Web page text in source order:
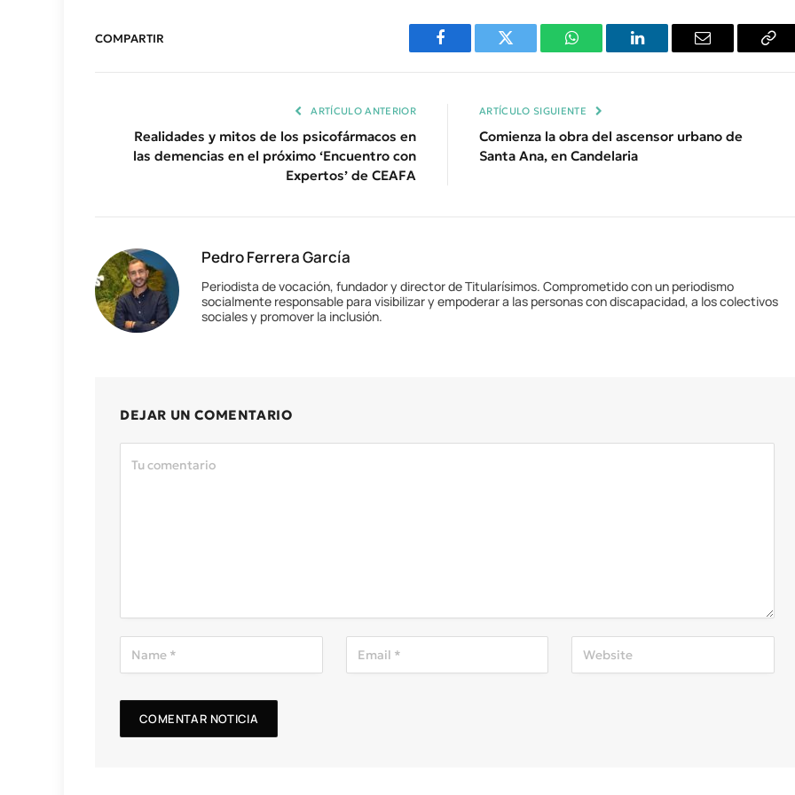
COMPARTIR
Facebook Twitter WhatsAppLinkedIn Email
ARTÍCULO ANTERIOR
Realidades y mitos de los psicofármacos en
las demencias en el próximo ‘Encuentro con
Expertos’ de CEAFA
ARTÍCULO SIGUIENTE
Comienza la obra del ascensor urbano de
Santa Ana, en Candelaria
Pedro Ferrera García
Periodista de vocación, fundador y director de Titularísimos. Comprometido con un periodismo
socialmente responsable para visibilizar y empoderar a las personas con discapacidad, a los colectivos
sociales y promover la inclusión.
DEJAR UN COMENTARIO